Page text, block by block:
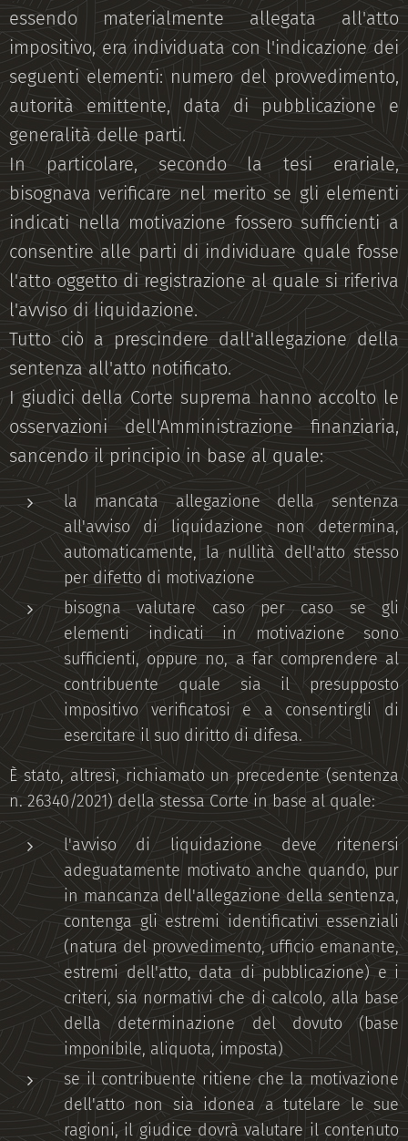
essendo materialmente allegata all'atto
impositivo, era individuata con l'indicazione dei
seguenti elementi: numero del provvedimento,
autorità emittente, data di pubblicazione e
generalità delle parti.
In particolare, secondo la tesi erariale,
bisognava verificare nel merito se gli elementi
indicati nella motivazione fossero sufficienti a
consentire alle parti di individuare quale fosse
l'atto oggetto di registrazione al quale si riferiva
l'avviso di liquidazione.
Tutto ciò a prescindere dall'allegazione della
sentenza all'atto notificato.
I giudici della Corte suprema hanno accolto le
osservazioni dell'Amministrazione finanziaria,
sancendo il principio in base al quale:
la mancata allegazione della sentenza
all'avviso di liquidazione non determina,
automaticamente, la nullità dell'atto stesso
per difetto di motivazione
bisogna valutare caso per caso se gli
elementi indicati in motivazione sono
sufficienti, oppure no, a far comprendere al
contribuente quale sia il presupposto
impositivo verificatosi e a consentirgli di
esercitare il suo diritto di difesa.
È stato, altresì, richiamato un precedente (sentenza
n. 26340/2021) della stessa Corte in base al quale:
l'avviso di liquidazione deve ritenersi
adeguatamente motivato anche quando, pur
in mancanza dell'allegazione della sentenza,
contenga gli estremi identificativi essenziali
(natura del provvedimento, ufficio emanante,
estremi dell'atto, data di pubblicazione) e i
criteri, sia normativi che di calcolo, alla base
della determinazione del dovuto (base
imponibile, aliquota, imposta)
se il contribuente ritiene che la motivazione
dell'atto non sia idonea a tutelare le sue
ragioni, il giudice dovrà valutare il contenuto